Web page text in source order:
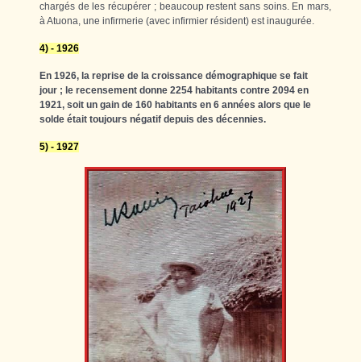
chargés de les récupérer ; beaucoup restent sans soins. En mars,
à Atuona, une infirmerie (avec infirmier résident) est inaugurée.
4) - 1926
En 1926, la reprise de la croissance démographique se fait
jour ; le recensement donne 2254 habitants contre 2094 en
1921, soit un gain de 160 habitants en 6 années alors que le
solde était toujours négatif depuis des décennies.
5) - 1927